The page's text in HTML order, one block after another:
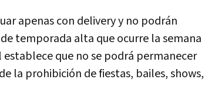
apenas con delivery y no podrán
temporada alta que ocurre la semana
establece que no se podrá permanecer
la prohibición de fiestas, bailes, shows,